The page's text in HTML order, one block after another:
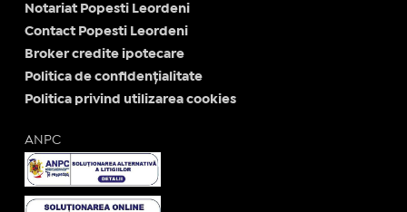
Notariat Popesti Leordeni
Contact Popesti Leordeni
Broker credite ipotecare
Politica de confidențialitate
Politica privind utilizarea cookies
ANPC